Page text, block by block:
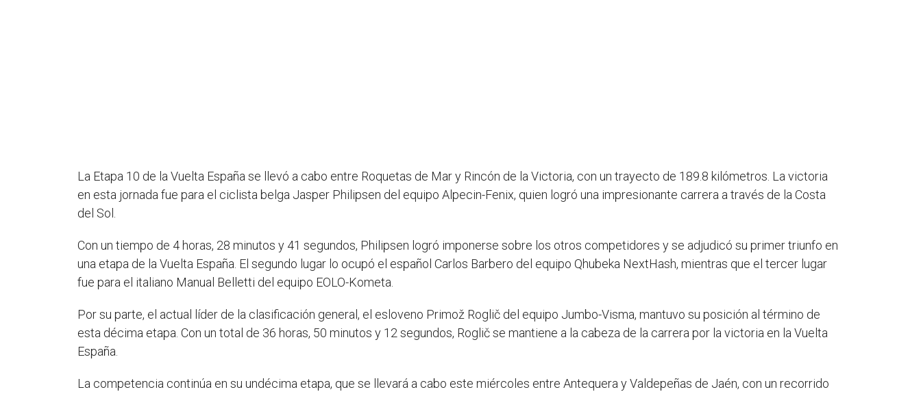
La Etapa 10 de la Vuelta España se llevó a cabo entre Roquetas de Mar y Rincón de la Victoria, con un trayecto de 189.8 kilómetros. La victoria
en esta jornada fue para el ciclista belga Jasper Philipsen del equipo Alpecin-Fenix, quien logró una impresionante carrera a través de la Costa
del Sol.
Con un tiempo de 4 horas, 28 minutos y 41 segundos, Philipsen logró imponerse sobre los otros competidores y se adjudicó su primer triunfo en
una etapa de la Vuelta España. El segundo lugar lo ocupó el español Carlos Barbero del equipo Qhubeka NextHash, mientras que el tercer lugar
fue para el italiano Manual Belletti del equipo EOLO-Kometa.
Por su parte, el actual líder de la clasificación general, el esloveno Primož Roglič del equipo Jumbo-Visma, mantuvo su posición al término de
esta décima etapa. Con un total de 36 horas, 50 minutos y 12 segundos, Roglič se mantiene a la cabeza de la carrera por la victoria en la Vuelta
España.
La competencia continúa en su undécima etapa, que se llevará a cabo este miércoles entre Antequera y Valdepeñas de Jaén, con un recorrido